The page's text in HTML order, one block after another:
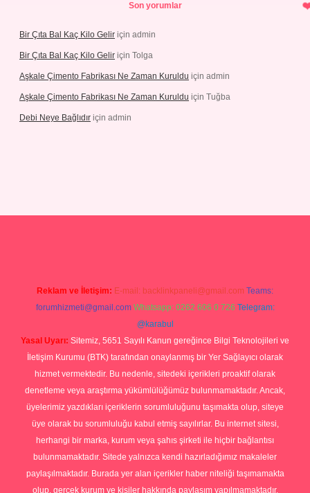
Son yorumlar
Bir Çıta Bal Kaç Kilo Gelir için admin
Bir Çıta Bal Kaç Kilo Gelir için Tolga
Aşkale Çimento Fabrikası Ne Zaman Kuruldu için admin
Aşkale Çimento Fabrikası Ne Zaman Kuruldu için Tuğba
Debi Neye Bağlıdır için admin
Reklam ve İletişim: E-mail: backlinkpaneli@gmail.com Teams:
forumhizmeti@gmail.com Whatsapp: 0262 606 0 726 Telegram:
@karabul
Yasal Uyarı: Sitemiz, 5651 Sayılı Kanun gereğince Bilgi Teknolojileri ve
İletişim Kurumu (BTK) tarafından onaylanmış bir Yer Sağlayıcı olarak
hizmet vermektedir. Bu nedenle, sitedeki içerikleri proaktif olarak
denetleme veya araştırma yükümlülüğümüz bulunmamaktadır. Ancak,
üyelerimiz yazdıkları içeriklerin sorumluluğunu taşımakta olup, siteye
üye olarak bu sorumluluğu kabul etmiş sayılırlar. Bu internet sitesi,
herhangi bir marka, kurum veya şahıs şirketi ile hiçbir bağlantısı
bulunmamaktadır. Sitede yalnızca kendi hazırladığımız makaleler
paylaşılmaktadır. Burada yer alan içerikler haber niteliği taşımamakta
olup, gerçek kurum ve kişiler hakkında paylaşım yapılmamaktadır.